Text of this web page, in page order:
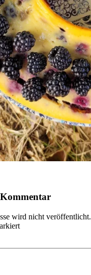
wird nicht veröffentlicht.